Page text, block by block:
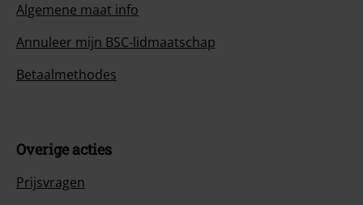
Algemene maat info
Annuleer mijn BSC-lidmaatschap
Betaalmethodes
Overige acties
Prijsvragen